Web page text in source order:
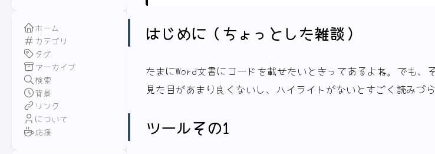
ホーム
カテゴリ
タグ
アーカイブ
検索
背景
リンク
について
応援
はじめに（ちょっとした雑談）
たまにWord文書にコードを載せたいときってあるよね。でも、
見た目があまり良くないし、ハイライトがないとすごく読みづ
ツールその1